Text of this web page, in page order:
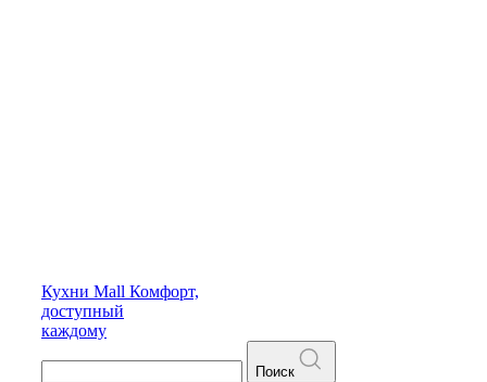
Кухни Mall Комфорт,
доступный
каждому
Поиск